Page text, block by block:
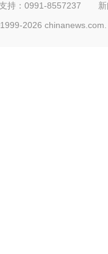
持：0991-8557237
2026